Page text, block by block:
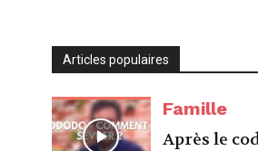
Articles populaires
Famille
Après le